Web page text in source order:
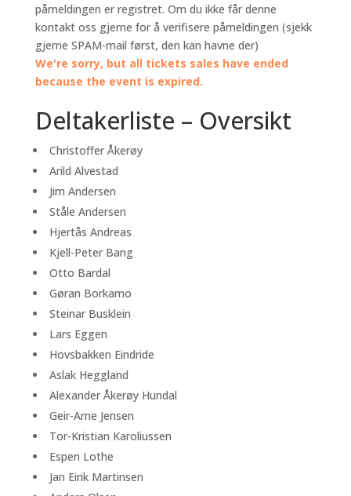
påmeldingen er registret. Om du ikke får denne
kontakt oss gjerne for å verifisere påmeldingen (sjekk
gjerne SPAM-mail først, den kan havne der)
We're sorry, but all tickets sales have ended
because the event is expired.
Deltakerliste – Oversikt
Christoffer Åkerøy
Arild Alvestad
Jim Andersen
Ståle Andersen
Hjertås Andreas
Kjell-Peter Bang
Otto Bardal
Gøran Borkamo
Steinar Busklein
Lars Eggen
Hovsbakken Eindride
Aslak Heggland
Alexander Åkerøy Hundal
Geir-Arne Jensen
Tor-Kristian Karoliussen
Espen Lothe
Jan Eirik Martinsen